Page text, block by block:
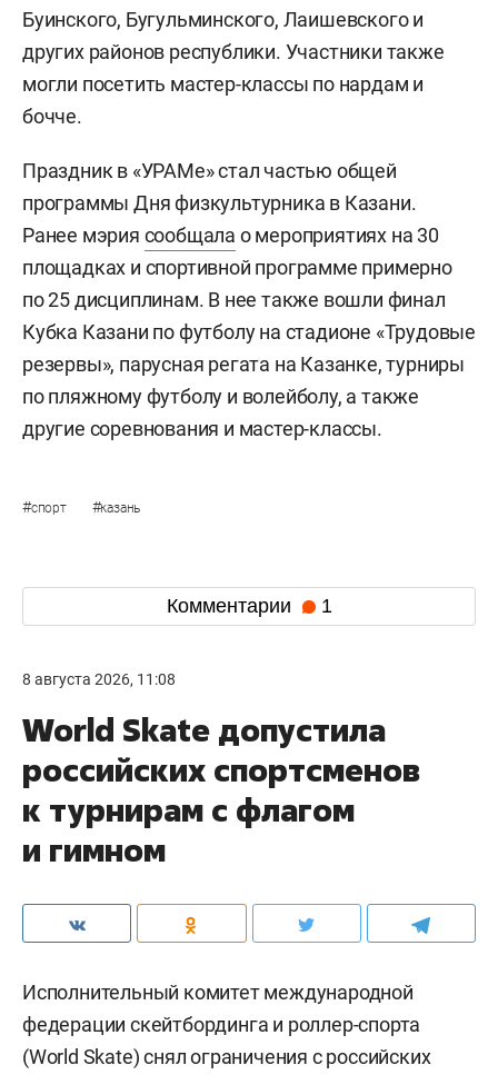
Буинского, Бугульминского, Лаишевского и
других районов республики. Участники также
могли посетить мастер-классы по нардам и
бочче.
Праздник в «УРАМе» стал частью общей
программы Дня физкультурника в Казани.
Ранее мэрия сообщала о мероприятиях на 30
площадках и спортивной программе примерно
по 25 дисциплинам. В нее также вошли финал
Кубка Казани по футболу на стадионе «Трудовые
резервы», парусная регата на Казанке, турниры
по пляжному футболу и волейболу, а также
другие соревнования и мастер-классы.
#спорт #казань
Комментарии 1
8 августа 2026, 11:08
World Skate допустила
российских спортсменов
к турнирам с флагом
и гимном
Исполнительный комитет международной
федерации скейтбординга и роллер-спорта
(World Skate) снял ограничения с российских